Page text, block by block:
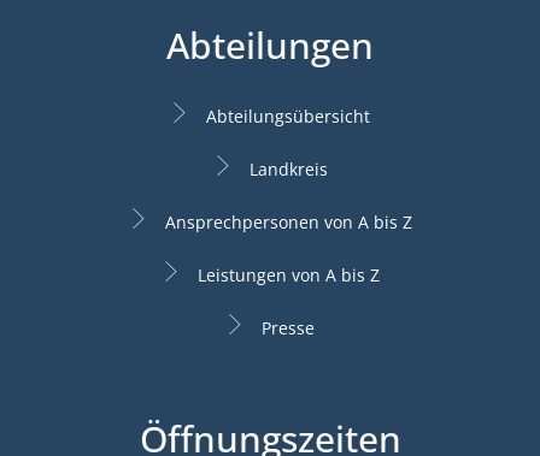
Abteilungen
Abteilungsübersicht
Landkreis
Ansprechpersonen von A bis Z
Leistungen von A bis Z
Presse
Öffnungszeiten